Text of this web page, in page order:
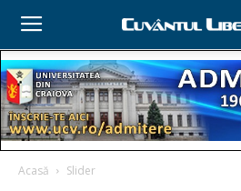
Acasă Slider